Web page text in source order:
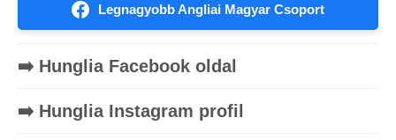
Legnagyobb Angliai Magyar Csoport
➡️ Hunglia Facebook oldal
➡️ Hunglia Instagram profil